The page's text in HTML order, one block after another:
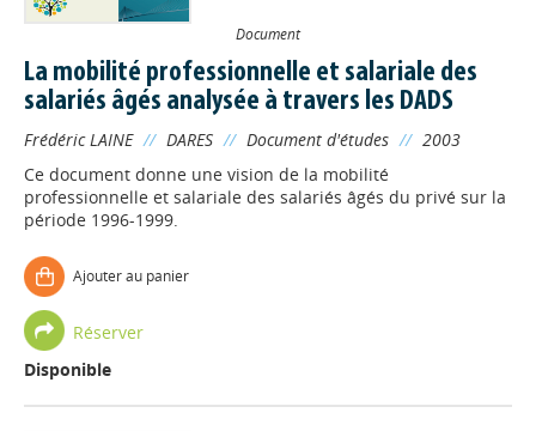
Document
La mobilité professionnelle et salariale des
salariés âgés analysée à travers les DADS
Frédéric LAINE // DARES // Document d'études // 2003
Ce document donne une vision de la mobilité
professionnelle et salariale des salariés âgés du privé sur la
période 1996-1999.
Ajouter au panier
Réserver
Disponible